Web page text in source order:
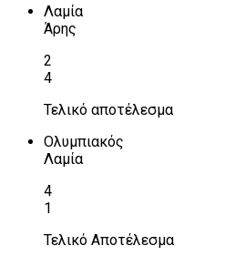
Λαμία
Άρης
2
4
Τελικό αποτέλεσμα
Ολυμπιακός
Λαμία
4
1
Τελικό Αποτέλεσμα